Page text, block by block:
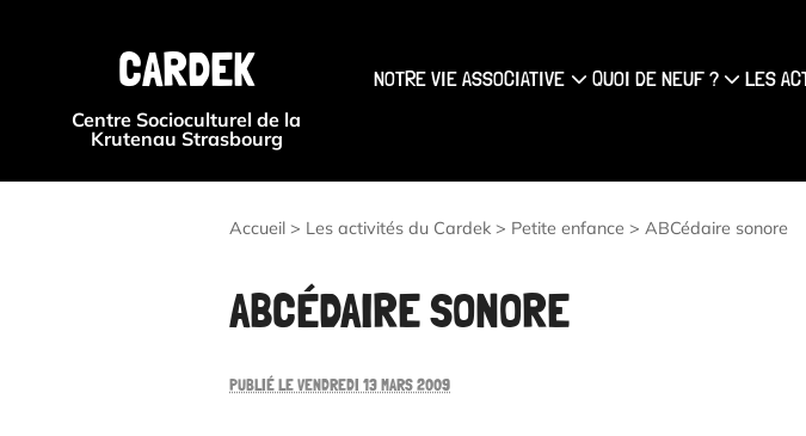
CARDEK
Centre Socioculturel de la
Krutenau Strasbourg
NOTRE VIE ASSOCIATIVE QUOI DE NEUF ? LES
Accueil > Les activités du Cardek > Petite enfance > ABCédaire sonore
ABCÉDAIRE SONORE
PUBLIÉ LE VENDREDI 13 MARS 2009